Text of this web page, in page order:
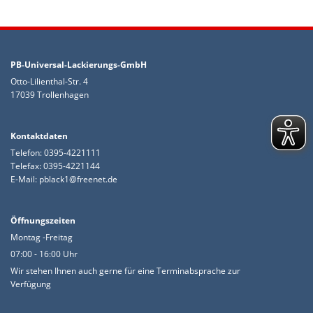
PB-Universal-Lackierungs-GmbH
Otto-Lilienthal-Str. 4
17039 Trollenhagen
Kontaktdaten
Telefon:0395-4221111
Telefax: 0395-4221144
E-Mail: pblack1@freenet.de
Öffnungszeiten
Montag -Freitag
07:00 - 16:00 Uhr
Wir stehen Ihnen auch gerne für eine Terminabsprache zur
Verfügung